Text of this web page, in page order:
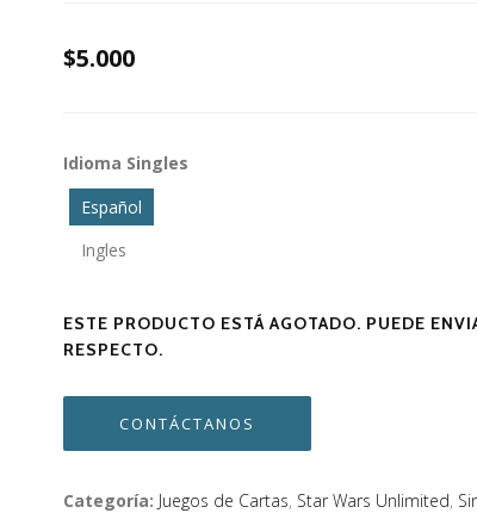
$5.000
Idioma Singles
Español
Ingles
ESTE PRODUCTO ESTÁ AGOTADO. PUEDE
RESPECTO.
CONTÁCTANOS
Categoría: Juegos de Cartas, Star Wars Unlimited,